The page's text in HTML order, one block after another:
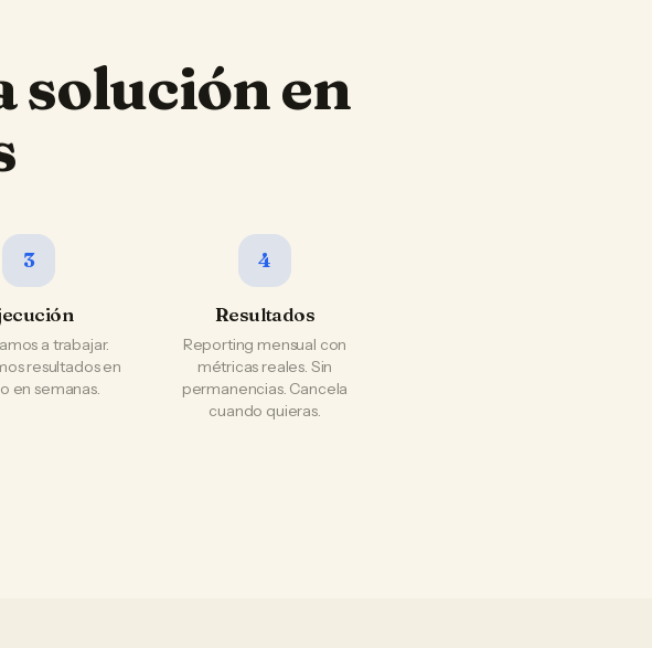
solución en
3
a trabajar.
resultados en
en semanas.
4
Resultados
Reporting mensual con
métricas reales. Sin
permanencias. Cancela
cuando quieras.